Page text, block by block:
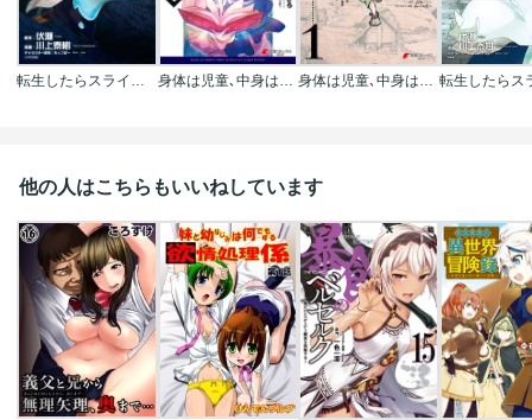
転生したらスライムだった件 身体は児童､中身はおっさんの成り上がり冒険記 身体は児童､中身はおっさんの成り上がり冒険記 1 サテラもついて行きます!【電子限定特典付き】
他の人はこちらもいいねしています